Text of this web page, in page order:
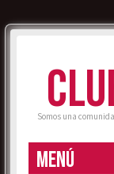
Somos una
MENÚ